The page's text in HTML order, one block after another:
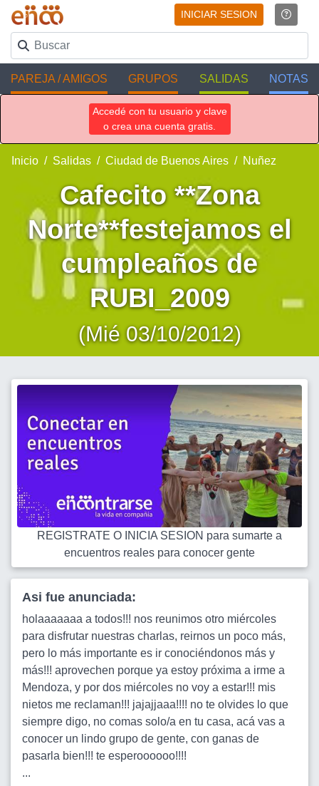
INICIAR SESION
PAREJA / AMIGOS GRUPOS SALIDAS NOTAS
Accedé con tu usuario y clave
o crea una cuenta gratis.
Inicio Salidas Ciudad de Buenos Aires Nuñez
Cafecito **Zona
Norte**festejamos el
cumpleaños de
RUBI_2009
(Mié 03/10/2012)
REGISTRATE O INICIA SESION para sumarte a
encuentros reales para conocer gente
Asi fue anunciada:
holaaaaaaa a todos!!! nos reunimos otro miércoles
para disfrutar nuestras charlas, reirnos un poco más,
pero lo más importante es ir conociéndonos más y
más!!! aprovechen porque ya estoy próxima a irme a
Mendoza, y por dos miércoles no voy a estar!!! mis
nietos me reclaman!!! jajajjaaa!!!! no te olvides lo que
siempre digo, no comas solo/a en tu casa, acá vas a
conocer un lindo grupo de gente, con ganas de
pasarla bien!!! te esperoooooo!!!!
...